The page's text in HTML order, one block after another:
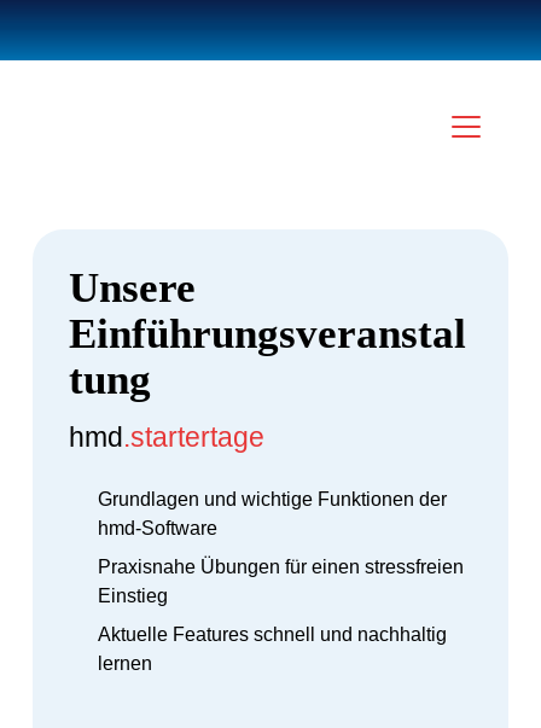
Unsere
Einführungsveranstal
tung
hmd.startertage
Grundlagen und wichtige Funktionen der
hmd-Software
Praxisnahe Übungen für einen stressfreien
Einstieg
Aktuelle Features schnell und nachhaltig
lernen